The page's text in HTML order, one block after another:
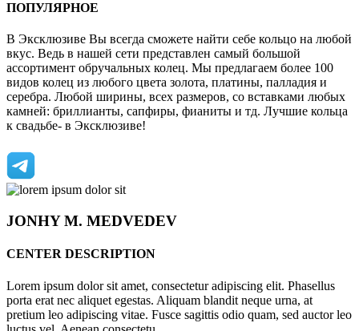
ПОПУЛЯРНОЕ
В Эксклюзиве Вы всегда сможете найти себе кольцо на любой
вкус. Ведь в нашей сети представлен самый большой
ассортимент обручальных колец. Мы предлагаем более 100
видов колец из любого цвета золота, платины, палладия и
серебра. Любой ширины, всех размеров, со вставками любых
камней: бриллианты, сапфиры, фианиты и тд. Лучшие кольца
к свадьбе- в Эксклюзиве!
JONHYM. MEDVEDEV
CENTER DESCRIPTION
Lorem ipsum dolor sit amet, consectetur adipiscing elit. Phasellus
porta erat nec aliquet egestas. Aliquam blandit neque urna, at
pretium leo adipiscing vitae. Fusce sagittis odio quam, sed auctor leo